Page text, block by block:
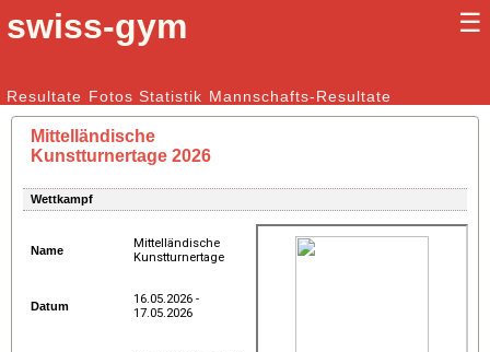
swiss-gym ☰
Kunstturnen Männer | Kunstturnen Frauen
Resultate Fotos Statistik Mannschafts-Resultate
Mittelländische
Kunstturnertage 2026
Wettkampf
Name
Mittelländische
Kunstturnertage
Datum
16.05.2026 -
17.05.2026